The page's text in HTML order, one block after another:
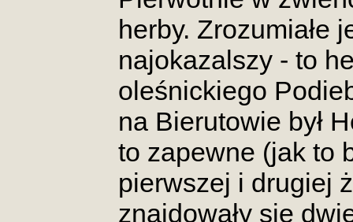
herby. Zrozumiałe
najokazalszy - to
oleśnickiego
na Bierutowie był
to zapewne (jak to
pierwszej i drugiej
znajdowały się